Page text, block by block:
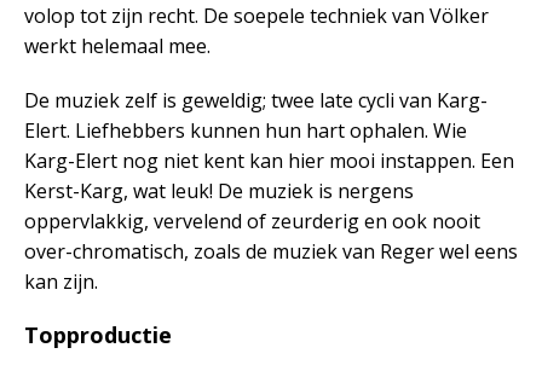
volop tot zijn recht. De soepele techniek van Völker
werkt helemaal mee.
De muziek zelf is geweldig; twee late cycli van Karg-
Elert. Liefhebbers kunnen hun hart ophalen. Wie
Karg-Elert nog niet kent kan hier mooi instappen. Een
Kerst-Karg, wat leuk! De muziek is nergens
oppervlakkig, vervelend of zeurderig en ook nooit
over-chromatisch, zoals de muziek van Reger wel eens
kan zijn.
Topproductie